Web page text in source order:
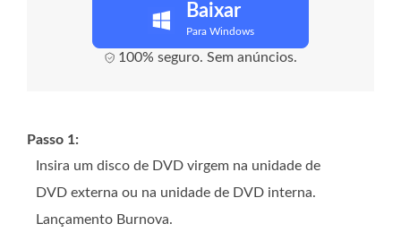
Baixar
Para Windows
100% seguro. Sem anúncios.
Passo 1:
Insira um disco de DVD virgem na unidade de
DVD externa ou na unidade de DVD interna.
Lançamento Burnova.